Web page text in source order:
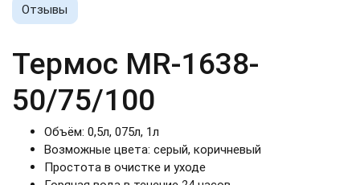
Отзывы
Термос MR-1638-
50/75/100
Объём: 0,5л, 075л, 1л
Возможные цвета: серый, коричневый
Простота в очистке и уходе